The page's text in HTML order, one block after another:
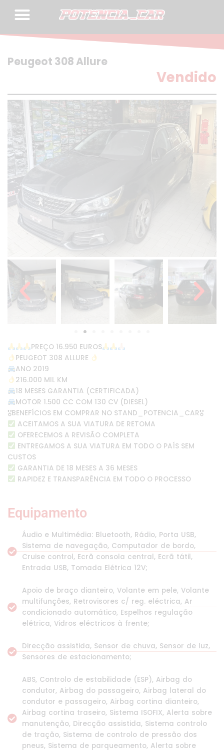
Peugeot 308 Allure
Vendido
PREÇO 16.950 EUROS
PEUGEOT 308 ALLURE
ANO 2019
216.000 MIL KM
18 MESES GARANTIA (CERTIFICADA)
MOTOR 1.500 CC COM 130 CV (DIESEL)
🎖BENEFÍCIOS EM COMPRAR NO STAND_POTENCIA_CAR🎖
ACEITAMOS A SUA VIATURA DE RETOMA
OFERECEMOS A REVISÃO COMPLETA
ENTREGAMOS A SUA VIATURA EM TODO O PAÍS SEM
CUSTOS
GARANTIA DE 18 MESES A 36 MESES
RAPIDEZ E TRANSPARÊNCIA EM TODO O PROCESSO
Equipamento
Áudio e Multimédia: Bluetooth, Rádio, Porta USB,
Sistema de navegação, Computador de bordo,
Cruise control, Ecrã consola central, Ecrã tátil,
Entrada USB, Tomada Elétrica 12V;
Apoio de braço dianteiro, Volante em pele, Volante
multifunções, Retrovisores c/ reg. eléctrica, Ar
condicionado automático, Espelhos regulação
elétrica, Vidros eléctricos à frente;
Direcção assistida, Sensor de chuva, Sensor de luz,
Sensores de estacionamento;
ABS, Controlo de estabilidade (ESP), Airbag do
condutor, Airbag do passageiro, Airbag lateral do
condutor e passageiro, Airbag cortina dianteiro,
Airbag cortina traseiro, Sistema ISOFIX, Alerta sobre
manutenção, Direcção assistida, Sistema controlo
de tração, Sistema de controlo de pressão dos
pneus, Sistema de parqueamento, Alerta sobre